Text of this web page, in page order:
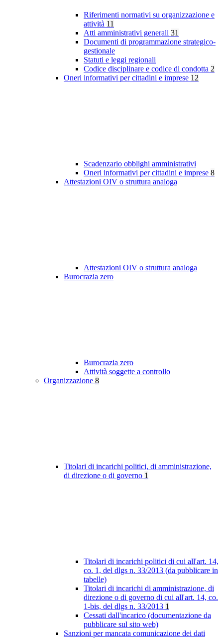
Riferimenti normativi su organizzazione e
attività 11
Atti amministrativi generali 31
Documenti di programmazione strategico-
gestionale
Statuti e leggi regionali
Codice disciplinare e codice di condotta 2
Oneri informativi per cittadini e imprese 12
Scadenzario obblighi amministrativi
Oneri informativi per cittadini e imprese 8
Attestazioni OIV o struttura analoga
Attestazioni OIV o struttura analoga
Burocrazia zero
Burocrazia zero
Attività soggette a controllo
Organizzazione 8
Titolari di incarichi politici, di amministrazione,
di direzione o di governo 1
Titolari di incarichi politici di cui all'art. 14,
co. 1, del dlgs n. 33/2013 (da pubblicare in
tabelle)
Titolari di incarichi di amministrazione, di
direzione o di governo di cui all'art. 14, co.
1-bis, del dlgs n. 33/2013 1
Cessati dall'incarico (documentazione da
pubblicare sul sito web)
Sanzioni per mancata comunicazione dei dati